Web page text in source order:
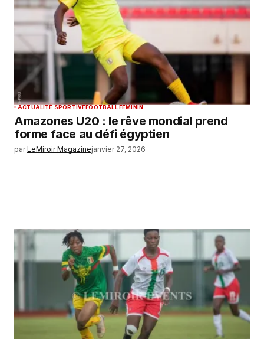
ACTUALITÉ SPORTIVEFOOTBALL FEMININ
Amazones U20 : le rêve mondial prend
forme face au défi égyptien
par LeMiroir Magazinejanvier 27, 2026